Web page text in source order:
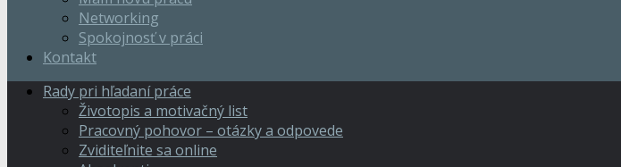
Networking
Spokojnosť v práci
Kontakt
Rady pri hľadaní práce
Životopis a motivačný list
Pracovný pohovor – otázky a odpovede
Zviditeľnite sa online